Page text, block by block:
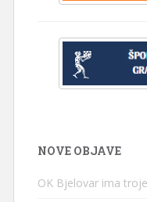
NOVE OBJAVE
OK Bjelovar ima